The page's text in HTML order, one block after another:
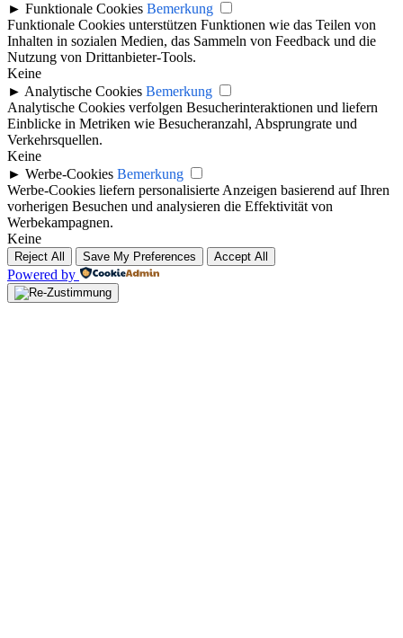
► Funktionale Cookies Bemerkung
Funktionale Cookies unterstützen Funktionen wie das Teilen von
Inhalten in sozialen Medien, das Sammeln von Feedback und die
Nutzung von Drittanbieter-Tools.
Keine
► Analytische Cookies Bemerkung
Analytische Cookies verfolgen Besucherinteraktionen und liefern
Einblicke in Metriken wie Besucheranzahl, Absprungrate und
Verkehrsquellen.
Keine
► Werbe-Cookies Bemerkung
Werbe-Cookies liefern personalisierte Anzeigen basierend auf Ihren
vorherigen Besuchen und analysieren die Effektivität von
Werbekampagnen.
Keine
Reject All Save My Preferences Accept All
Powered by